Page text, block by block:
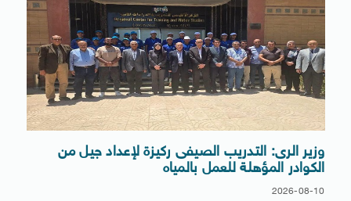
وزير الرى: التدريب الصيفى ركيزة لإعداد جيل من
الكوادر المؤهلة للعمل بالمياه
2026-08-10